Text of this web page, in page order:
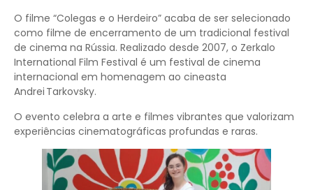
O filme “Colegas e o Herdeiro” acaba de ser selecionado
como filme de encerramento de um tradicional festival
de cinema na Rússia. Realizado desde 2007, o Zerkalo
International Film Festival é um festival de cinema
internacional em homenagem ao cineasta
Andrei Tarkovsky.
O evento celebra a arte e filmes vibrantes que valorizam
experiências cinematográficas profundas e raras.